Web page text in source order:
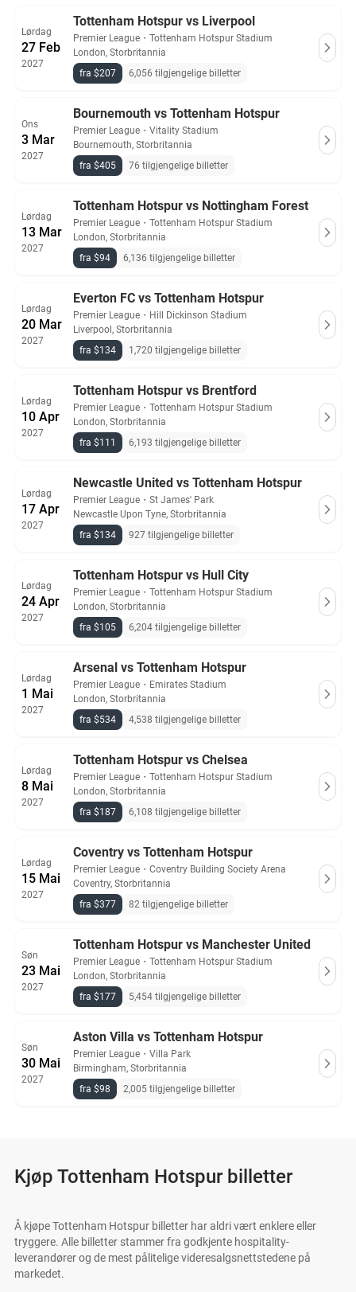
Lørdag
27 Feb
2027
Tottenham Hotspur vs Liverpool
Premier League ・ Tottenham Hotspur Stadium
London, Storbritannia
fra $207
6,056 tilgjengelige billetter
Ons
3 Mar
2027
Bournemouth vs Tottenham Hotspur
Premier League ・ Vitality Stadium
Bournemouth, Storbritannia
fra $405
76 tilgjengelige billetter
Lørdag
13 Mar
2027
Tottenham Hotspur vs Nottingham Forest
Premier League ・ Tottenham Hotspur Stadium
London, Storbritannia
fra $94
6,136 tilgjengelige billetter
Lørdag
20 Mar
2027
Everton FC vs Tottenham Hotspur
Premier League ・ Hill Dickinson Stadium
Liverpool, Storbritannia
fra $134
1,720 tilgjengelige billetter
Lørdag
10 Apr
2027
Tottenham Hotspur vs Brentford
Premier League ・ Tottenham Hotspur Stadium
London, Storbritannia
fra $111
6,193 tilgjengelige billetter
Lørdag
17 Apr
2027
Newcastle United vs Tottenham Hotspur
Premier League ・ St James' Park
Newcastle Upon Tyne, Storbritannia
fra $134
927 tilgjengelige billetter
Lørdag
24 Apr
2027
Tottenham Hotspur vs Hull City
Premier League ・ Tottenham Hotspur Stadium
London, Storbritannia
fra $105
6,204 tilgjengelige billetter
Lørdag
1 Mai
2027
Arsenal vs Tottenham Hotspur
Premier League ・ Emirates Stadium
London, Storbritannia
fra $534
4,538 tilgjengelige billetter
Lørdag
8 Mai
2027
Tottenham Hotspur vs Chelsea
Premier League ・ Tottenham Hotspur Stadium
London, Storbritannia
fra $187
6,108 tilgjengelige billetter
Lørdag
15 Mai
2027
Coventry vs Tottenham Hotspur
Premier League ・ Coventry Building Society Arena
Coventry, Storbritannia
fra $377
82 tilgjengelige billetter
Søn
23 Mai
2027
Tottenham Hotspur vs Manchester United
Premier League ・ Tottenham Hotspur Stadium
London, Storbritannia
fra $177
5,454 tilgjengelige billetter
Søn
30 Mai
2027
Aston Villa vs Tottenham Hotspur
Premier League ・ Villa Park
Birmingham, Storbritannia
fra $98
2,005 tilgjengelige billetter
Kjøp Tottenham Hotspur billetter
Å kjøpe Tottenham Hotspur billetter har aldri vært enklere eller
tryggere. Alle billetter stammer fra godkjente hospitality-
leverandører og de mest pålitelige videresalgsnettstedene på
markedet.